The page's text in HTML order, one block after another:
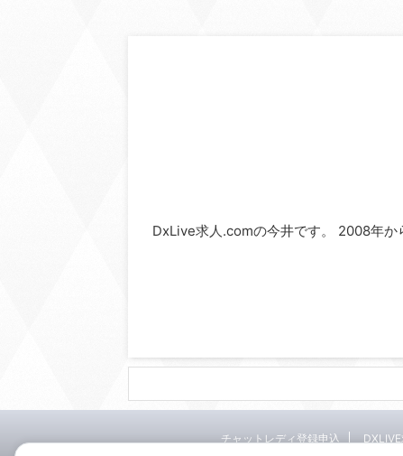
DxLive求人.comの今井です。 2008年
チャットレディ登録申込